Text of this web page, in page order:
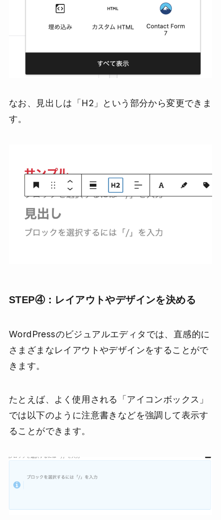
なお、見出しは「H2」という部分から変更できま
す。
STEP④：レイアウトやデザインを決める
WordPressのビジュアルエディタでは、直感的に
さまざまなレイアウトやデザインをすることがで
きます。
たとえば、よく使用される「アイコンボックス」
では以下のように注意書きなどを強調して表示す
ることができます。